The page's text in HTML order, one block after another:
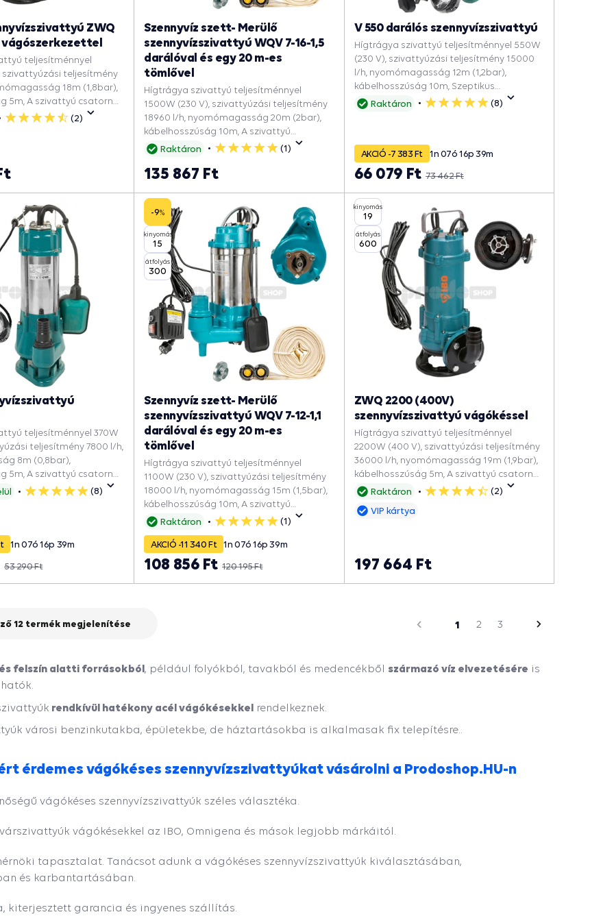
5
(2)
ZWQ
vágószerkezettel
teljesítménnyel
szivattyúzási teljesítmény
18m (1,8bar),
5m, A szivattyú csatorna
Elárasztott
Raktáron
5
(1)
Szennyvíz szett- Merülő
szennyvízszivattyú WQV 7-16-1,5
darálóval és egy 20 m-es
tömlővel
Hígtrágya szivattyú teljesítménnyel
1500W (230 V), szivattyúzási teljesítmény
18960 l/h, nyomómagasság 20m (2bar),
kábelhosszúság 10m, A szivattyú
csatorna aknába, A pöcegödörbe,
víztelenítésére, Hogy kimerítse a
135 867 Ft
Raktáron
5
(8)
V 550 darálós szennyvízszivattyú
Hígtrágya szivattyú teljesítménnyel 550W
(230 V), szivattyúzási teljesítmény 15000
l/h, nyomómagasság 12m (1,2bar),
kábelhosszúság 10m, Szeptikus
szennyvízszivattyú.
AKCIÓ -7 383 Ft 1n07ó16p 38m
73 462 Ft
66 079 Ft
5
(8)
teljesítménnyel 370W
teljesítmény 7800 l/h,
8m (0,8bar),
5m, A szivattyú csatorna
Elárasztott
1n07ó 16p 38m
53 290 Ft
-9%
kinyomás
15
átfolyás
300
Raktáron
5
csillag
(1)
Szennyvíz szett- Merülő
szennyvízszivattyú WQV 7-12-1,1
darálóval és egy 20 m-es
tömlővel
Hígtrágya szivattyú teljesítménnyel
1100W (230 V), szivattyúzási teljesítmény
18000 l/h, nyomómagasság 15m (1,5bar),
kábelhosszúság 10m, A szivattyú
csatorna aknába, A pöcegödörbe,
víztelenítésére, Hogy kimerítse a
medencét, Esővízért, Szennyvízszivattyú.
AKCIÓ -11 340 Ft 1n07ó 16p 38m
120 195 Ft
108 856 Ft
kinyomás
19
átfolyás
600
Raktáron
5
(2)
ZWQ 2200 (400V)
szennyvízszivattyú vágókéssel
Hígtrágya szivattyú teljesítménnyel
2200W (400 V), szivattyúzási teljesítmény
36000 l/h, nyomómagasság 19m (1,9bar),
kábelhosszúság 5m, A szivattyú csatorna
aknába, A pöcegödörbe, Elárasztott
kimerítse a medencét, Esővízért, Szeptikus
VIP kártya
197 664 Ft
12 termék megjelenítése 1 2 3
Következő
és felszín alatti forrásokból, például folyókból, tavakból és medencékből származó víz elvezetésére is
rendkívül hatékony acél vágókésekkel rendelkeznek.
városi benzinkutakba, épületekbe, de háztartásokba is alkalmasak fix telepítésre..
érdemes vágókéses szennyvízszivattyúkat vásárolni a Prodoshop.HU-n
vágókéses szennyvízszivattyúk széles választéka.
vágókésekkel az IBO, Omnigena és mások legjobb márkáitól.
tapasztalat. Tanácsot adunk a vágókéses szennyvízszivattyúk kiválasztásában,
és karbantartásában.
kiterjesztett garancia és ingyenes szállítás.